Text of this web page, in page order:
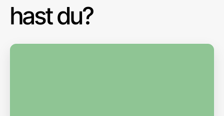
hast du?